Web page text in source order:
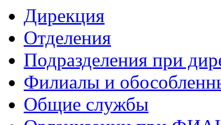
Дирекция
Отделения
Подразделения при
Филиалы и
Общие службы